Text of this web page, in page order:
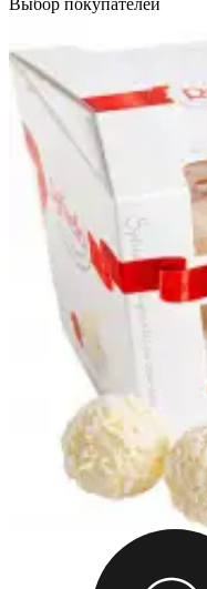
Выбор покупателей